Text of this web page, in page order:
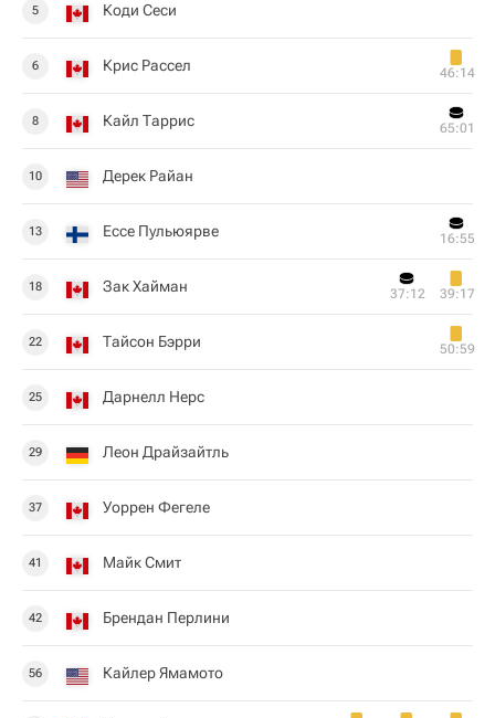
5 Коди Сеси
6 Крис Рассел 46:14
8 Кайл Таррис 65:01
10 Дерек Райан
13 Ессе Пульюярве 16:55
18 Зак Хайман 37:12 39:17
22 Тайсон Бэрри 50:59
25 Дарнелл Нерс
29 Леон Драйзайтль
37 Уоррен Фегеле
41 Майк Смит
42 Брендан Перлини
56 Кайлер Ямамото